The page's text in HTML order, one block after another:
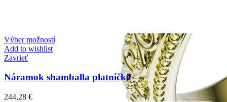
Výber možností
Add to wishlist
Zavrieť
Náramok shamballa platnička
244,28 €